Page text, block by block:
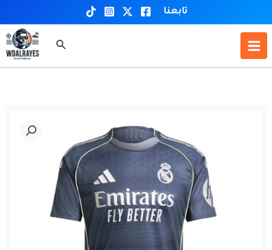
إلى
المحتوى
تابعنا
البحث